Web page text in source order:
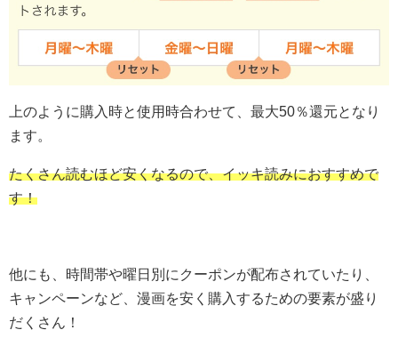
上のように購入時と使用時合わせて、最大50％還元となり
ます。
たくさん読むほど安くなるので、イッキ読みにおすすめで
す！
他にも、時間帯や曜日別にクーポンが配布されていたり、
キャンペーンなど、漫画を安く購入するための要素が盛り
だくさん！